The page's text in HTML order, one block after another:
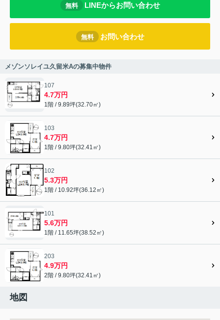
無料 LINEからお問い合わせ
無料 お問い合わせ
メゾンソレイユ久留米Aの募集中物件
107
4.7万円
1階 / 9.89坪(32.70㎡)
103
4.7万円
1階 / 9.80坪(32.41㎡)
102
5.3万円
1階 / 10.92坪(36.12㎡)
101
5.6万円
1階 / 11.65坪(38.52㎡)
203
4.9万円
2階 / 9.80坪(32.41㎡)
地図